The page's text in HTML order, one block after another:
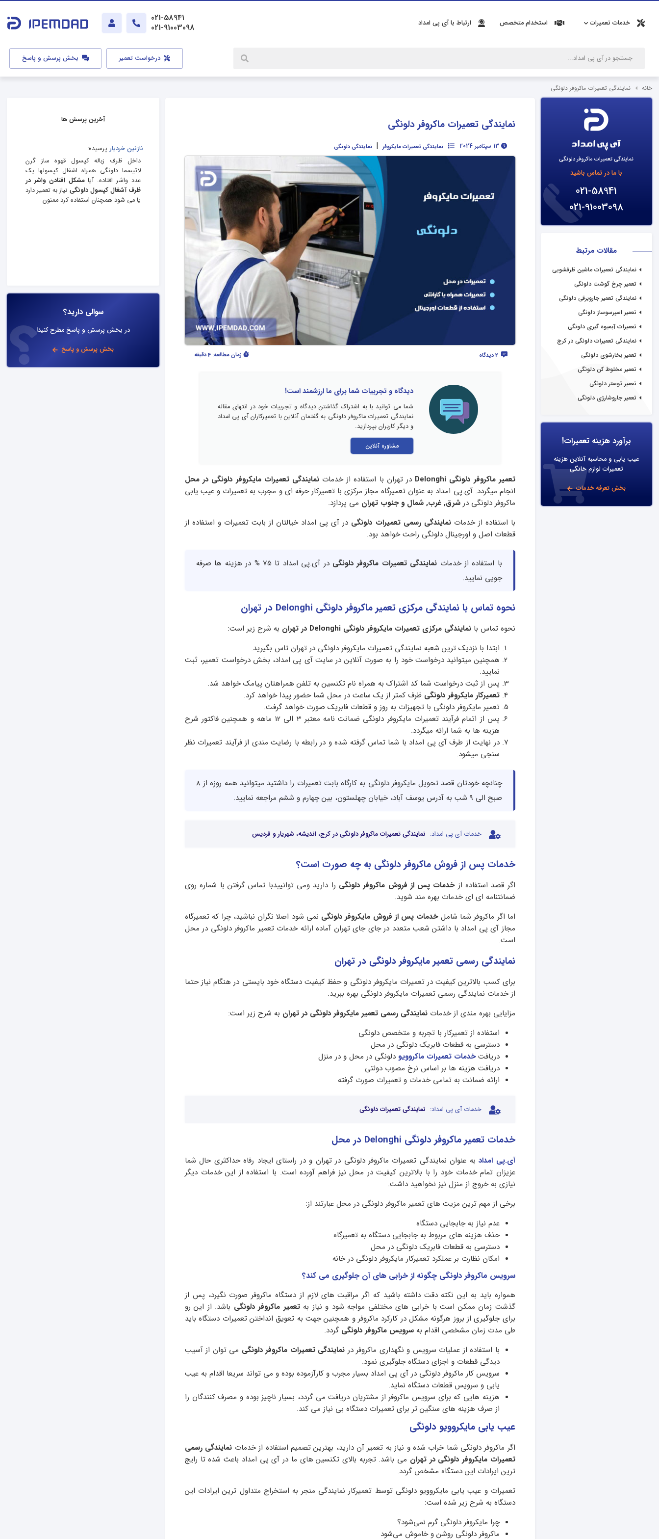
خدمات تعمیرات استخدام متخصص ارتباط با آی پی امداد
021-58941
021-91003098
درخواست تعمیر بخش پرسش و پاسخ
خانه نمایندگی تعمیرات ماکروفر دلونگی
نمایندگی تعمیرات ماکروفر دلونگی
با ما در تماس باشید
021-58941
021-91003098
مقالات مرتبط
نمایندگی تعمیرات ماشین ظرفشویی
تعمیر چرخ گوشت دلونگی
نمایندگی تعمیر جاروبرقی دلونگی
تعمیر اسپرسوساز دلونگی
تعمیرات آبمیوه گیری دلونگی
نمایندگی تعمیرات دلونگی در کرج
تعمیر بخارشوی دلونگی
تعمیر مخلوط کن دلونگی
تعمیر توستر دلونگی
تعمیر جاروشارژی دلونگی
برآورد هزینه تعمیرات!
عیب یابی و محاسبه آنلاین هزینه
تعمیرات لوازم خانگی
بخش تعرفه خدمات
نمایندگی تعمیرات ماکروفر دلونگی
13 سپتامبر 2024 نمایندگی تعمیرات مایکروفر | نمایندگی دلونگی
زمان مطالعه: 4 دقیقه
دیدگاه و تجربیات شما برای ما ارزشمند است!
شما می توانید با به اشتراک گذاشتن دیدگاه و تجربیات خود در انتهای مقاله
نمایندگی تعمیرات ماکروفر دلونگی به گفتمان آنلاین با تعمیرکاران آی پی امداد
و دیگر کاربران بپردازید.
مشاوره آنلاین
تعمیر ماکروفر دلونگی Delonghi در تهران با استفاده از خدماتنمایندگی تعمیرات مایکروفر دلونگی در محل
انجام میگردد. آی.پی امداد به عنوان تعمیرگاه مجاز مرکزی با تعمیرکار حرفه ای و مجرب به تعمیرات و عیب یابی
ماکروفر دلونگی درشرق, غرب, شمال و جنوب تهران می پردازد.
با استفاده از خدماتنمایندگی رسمی تعمیرات دلونگی در آی پی امداد خیالتان از بابت تعمیرات و استفاده از
قطعات اصل و اورجینال دلونگی راحت خواهد بود.
با استفاده از خدمات نمایندگی تعمیرات ماکروفر دلونگی
در آی.پی امداد تا 75 % در هزینه ها صرفه
جویی نمایید.
نحوه تماس با نمایندگی مرکزی تعمیر ماکروفر دلونگی Delonghi در تهران
نحوه تماس با نمایندگی مرکزی تعمیرات مایکروفر دلونگی Delonghi در تهران
به شرح زیر است:
ابتدا با نزدیک ترین شعبه نمایندگی تعمیرات مایکروفر دلونگی در تهران تاس بگیرید.
همچنین میتوانید درخواست خود را به صورت آنلاین در سایت آی پی امداد، بخش درخواست تعمیر، ثبت
نمایید.
پس از ثبت درخواست شما کد اشتراک به همراه نام تکنسین به تلفن همراهتان پیامک خواهد شد.
تعمیرکار مایکروفر دلونگی ظرف کمتر از یک ساعت در محل شما حضور پیدا خواهد کرد.
تعمیر مایکروفر دلونگی با تجهیزات به روز و قطعات فابریک صورت خواهد گرفت.
پس از اتمام فرآیند تعمیرات مایکروفر دلونگی ضمانت نامه معتبر 3 الی 12 ماهه و همچنین فاکتور شرح
هزینه ها به شما ارائه میگردد.
در نهایت از طرف آی پی امداد با شما تماس گرفته شده و در رابطه با رضایت مندی از فرآیند تعمیرات نظر
سنجی میشود.
چنانچه خودتان قصد تحویل مایکروفر دلونگی به کارگاه بابت تعمیرات را داشتید میتوانید همه روزه از 8
صبح الی 9 شب به آدرس یوسف آباد، خیابان چهلستون، بین چهارم و ششم مراجعه نمایید.
خدمات آی پی امداد: نمایندگی تعمیرات ماکروفر دلونگی در کرج، اندیشه، شهریار و فردیس
خدمات پس از فروش ماکروفر دلونگی به چه صورت است؟
اگر قصد استفاده ازخدمات پس از فروش ماکروفر دلونگی را دارید ومی توانییدبا تماس گرفتن با شماره روی
ضمانتنامه ای ای خدمات بهره مند شوید.
اما اگر ماکروفر شما شاملخدمات پس از فروش مایکروفر دلونگی نمی شود اصلا نگران نباشید، چرا که تعمیرگاه
مجاز آی پی امداد با داشتن شعب متعدد در جای جای تهران آماده ارائه خدمات تعمیر ماکروفر دلونگی در محل
است.
نمایندگی رسمی تعمیر مایکروفر دلونگی در تهران
برای کسب بالاترین کیفیت در تعمیرات مایکروفر دلونگی و حفظ کیفیت دستگاه خود بایستی در هنگام نیاز حتما
از خدمات نمایندگی رسمی تعمیرات مایکروفر دلونگی بهره ببرید.
مزایایی بهره مندی از خدماتنمایندگی رسمی تعمیر مایکروفر دلونگی در تهران به شرح زیر است:
استفاده از تعمیرکار با تجربه و متخصص دلونگی
دسترسی به قطعات فابریک دلونگی در محل
دریافتخدمات تعمیرات ماکروویو دلونگی در محل و در منزل
دریافت هزینه ها بر اساس نرخ مصوب دولتی
ارائه ضمانت به تمامی خدمات و تعمیرات صورت گرفته
خدمات آی پی امداد: نمایندگی تعمیرات دلونگی
خدمات تعمیر ماکروفر دلونگی Delonghi در محل
آی.پی امدادبه عنوان نمایندگی تعمیرات ماکروفر دلونگی در تهران و در راستای ایجاد رفاه حداکثری حال شما
عزیزان تمام خدمات خود را با بالاترین کیفیت در محل نیز فراهم آورده است. با استفاده از این خدمات دیگر
نیازی به خروج از منزل نیز نخواهید داشت.
برخی از مهم ترین مزیت های تعمیر ماکروفر دلونگی در محل عبارتند از:
عدم نیاز به جابجایی دستگاه
حذف هزینه های مربوط به جابجایی دستگاه به تعمیرگاه
دسترسی به قطعات فابریک دلونگی در محل
امکان نظارت بر عملکرد تعمیرکار مایکروفر دلونگی در خانه
سرویس ماکروفر دلونگی چگونه از خرابی های آن جلوگیری می کند؟
همواره باید به این نکته دقت داشته باشید که اگر مراقبت های لازم از دستگاه ماکروفر صورت نگیرد، پس از
گذشت زمان ممکن است با خرابی های مختلفی مواجه شود و نیاز به تعمیر ماکروفر دلونگی باشد. از این رو
برای جلوگیری از بروز هرگونه مشکل در کارکرد ماکروفر و همچنین جهت به تعویق انداختن تعمیرات دستگاه باید
طی مدت زمان مشخصی اقدام بهسرویس ماکروفر دلونگی گردد.
با استفاده از عملیات سرویس و نگهداری ماکروفر در نمایندگی تعمیرات ماکروفر دلونگی می توان از آسیب
دیدگی قطعات و اجزای دستگاه جلوگیری نمود.
سرویس کار ماکروفر دلونگی در آی پی امداد بسیار مجرب و کارآزموده بوده و می تواند سریعا اقدام به عیب
یابی و سرویس قطعات دستگاه نماید.
هزینه هایی که برای سرویس ماکروفر از مشتریان دریافت می گردد، بسیار ناچیز بوده و مصرف کنندگان را
از صرف هزینه های سنگین تر برای تعمیرات دستگاه بی نیاز می کند.
عیب یابی مایکروویو دلونگی
اگر ماکروفر دلونگی شما خراب شده و نیاز به تعمیر آن دارید، بهترین تصمیم استفاده از خدمات نمایندگی رسمی
تعمیرات مایکروفر دلونگی در تهران می باشد. تجربه بالای تکنسین های ما در آی پی امداد باعث شده تا رایج
ترین ایرادات این دستگاه مشخص گردد.
تعمیرات و عیب یابی مایکروویو دلونگی توسط تعمیرکار نمایندگی منجر به استخراج متداول ترین ایرادات این
دستگاه به شرح زیر شده است:
چرا مایکروفر دلونگی گرم نمی‌شود؟
ماکروفر دلونگی روشن و خاموش می‌شود
آخرین پرسش ها
نازنین خردیار پرسیده:
داخل ظرف زباله کپسول قهوه ساز گرن
لاتیسما دلونگی همراه اشغال کپسولها یک
عدد واشر افتاده. آیامشکل افتادن واشر در
ظرف آشغال کپسول دلونگی نیاز به تعمیر دارد
یا می شود همچنان استفاده کرد ممنون
سوالی دارید؟
در بخش پرسش و پاسخ مطرح کنید!
بخش پرسش و پاسخ